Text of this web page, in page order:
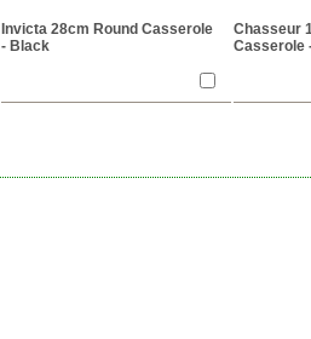
Invicta 28cm Round Casserole
- Black
Chasseur
Casserole